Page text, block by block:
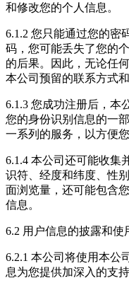
和修改您的个人信息。
6.1.2 您只能通过您的密
码，您可能丢失了您的
的后果。因此，无论任
本公司预留的联系方式
6.1.3 您成功注册后，本
您的身份识别信息的一
一系列的服务，以方便
6.1.4 本公司还可能收集
识符、经度和纬度、性
面浏览量，还可能包含
信息。
6.2 用户信息的披露和使
6.2.1 本公司将使用本公
息为您提供加深入的支持